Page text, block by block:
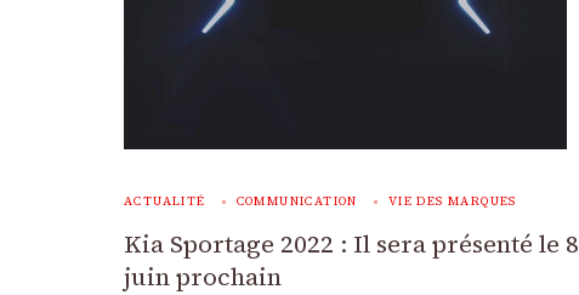
ACTUALITÉ COMMUNICATION VIE DES MARQUES
Kia Sportage 2022 : Il sera présenté le 8
juin prochain